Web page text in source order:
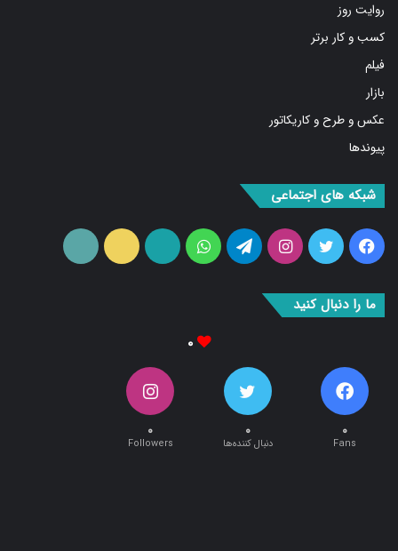
کسب و کار برتر
فیلم
بازار
عکس و طرح و کاریکاتور
پیوندها
فیس
بوک
توییتراینستاگرامتلگرامواتس
آپ
آپارات ایتا
۰ ۰ ۰